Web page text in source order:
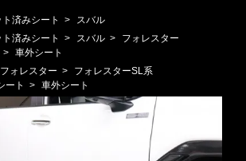
済みシート >
スバル
済みシート > スバル >
フォレスター
> 車外シート
フォレスター >
フォレスターSL系
ート > 車外シート